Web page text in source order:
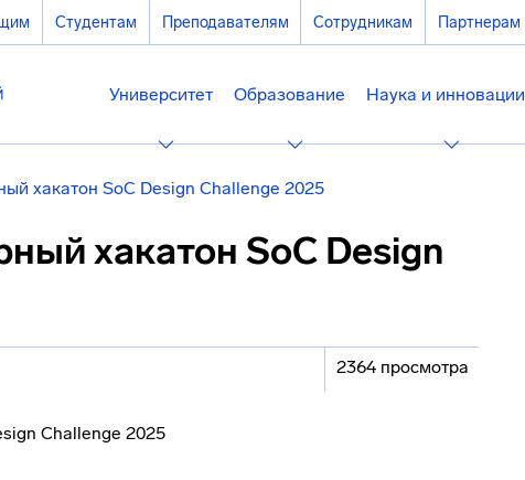
Студентам Преподавателям Сотрудникам Партнерам
Университет Образование Наука и инновации
хакатон SoC Design Challenge 2025
хакатон SoC Design
2364 просмотра